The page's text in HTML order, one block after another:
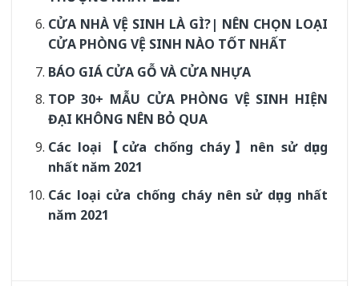
CỬA NHÀ VỆ SINH LÀ GÌ?| NÊN CHỌN LOẠI
CỬA PHÒNG VỆ SINH NÀO TỐT NHẤT
BÁO GIÁ CỬA GỖ VÀ CỬA NHỰA
TOP 30+ MẪU CỬA PHÒNG VỆ SINH HIỆN
ĐẠI KHÔNG NÊN BỎ QUA
Các loại【cửa chống cháy】nên sử dụng
nhất năm 2021
Các loại cửa chống cháy nên sử dụng nhất
năm 2021